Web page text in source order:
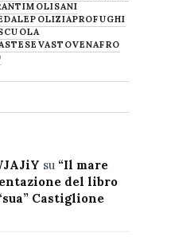
MOLISANI
POLIZIAPROFUGHI
VASTOVENAFRO
su “Il mare
del libro
Castiglione